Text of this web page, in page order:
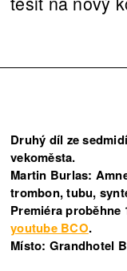
Druhý díl ze
vekoměsta.
Martin Burlas:
trombon, tubu,
Premiéra proběhne
youtube BCO.
Místo: Grandhotel